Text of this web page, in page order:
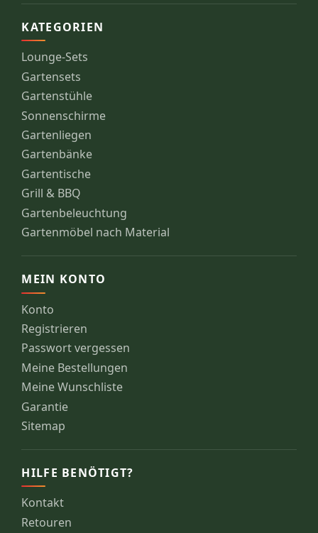
KATEGORIEN
Lounge-Sets
Gartensets
Gartenstühle
Sonnenschirme
Gartenliegen
Gartenbänke
Gartentische
Grill & BBQ
Gartenbeleuchtung
Gartenmöbel nach Material
MEIN KONTO
Konto
Registrieren
Passwort vergessen
Meine Bestellungen
Meine Wunschliste
Garantie
Sitemap
HILFE BENÖTIGT?
Kontakt
Retouren